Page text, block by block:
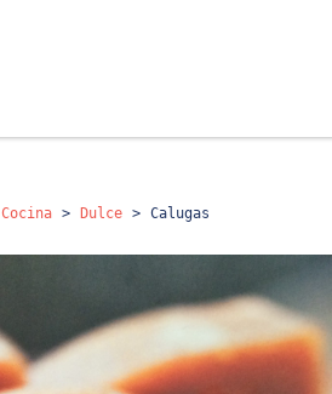
Cocina > Dulce > Calugas